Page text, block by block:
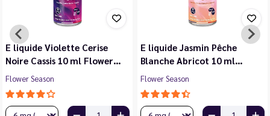
E liquide Violette Cerise
Noire Cassis 10 ml Flower…
Flower Season
E liquide Jasmin Pêche
Blanche Abricot 10 ml…
Flower Season